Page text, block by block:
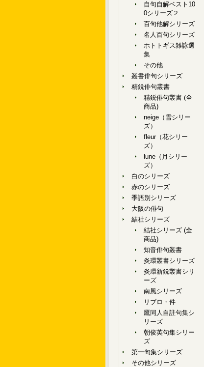
自句自解ベスト10
0シリーズ２
百句他解シリーズ
名人百句シリーズ
ホトトギス雑詠選
集
その他
叢書俳句シリーズ
精鋭俳句叢書
精鋭俳句叢書 (全
商品)
neige（雪シリー
ズ）
fleur（花シリー
ズ）
lune（月シリー
ズ）
白のシリーズ
赤のシリーズ
季語別シリーズ
大阪の俳句
結社シリーズ
結社シリーズ (全
商品)
知音俳句叢書
炎環叢書シリーズ
炎環新鋭叢書シリ
ーズ
南風シリーズ
リブロ・件
鷹同人自註句集シ
リーズ
朝俊英句集シリー
ズ
第一句集シリーズ
その他シリーズ